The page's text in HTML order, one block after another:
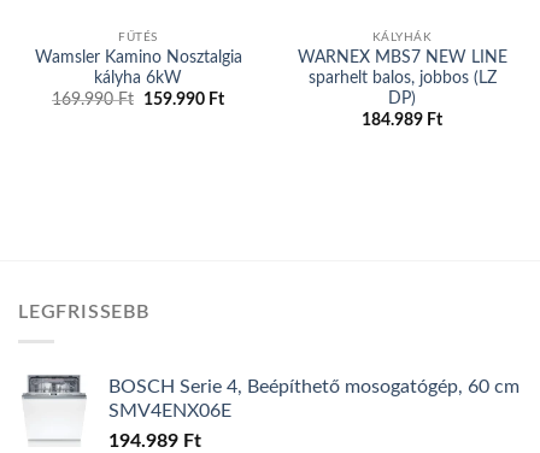
FŰTÉS
Wamsler Kamino Nosztalgia
kályha 6kW
169.990Ft
Original
159.990 Ft
KÁLYHÁK
WARNEX MBS7 NEW LINE
sparhelt balos, jobbos (LZ
DP)
184.989 Ft
LEGFRISSEBB
BOSCH Serie 4, Beépíthető mosogatógép, 60 cm
SMV4ENX06E
194.989 Ft